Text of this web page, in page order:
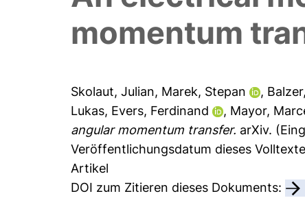
momentum
Skolaut, Julian, Marek, Stepan ,
Lukas, Evers, Ferdinand , Mayor,
angular momentum transfer. arXiv.
Veröffentlichungsdatum dieses
Artikel
DOI zum Zitieren dieses Dokuments: